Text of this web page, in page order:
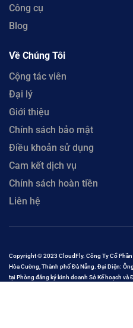
Công cụ
Blog
Về Chúng Tôi
Cộng tác viên
Đại lý
Giới thiệu
Chính sách bảo mật
Điều khoản sử dụng
Cam kết dịch vụ
Chính sách hoàn tiền
Liên hệ
Copyright © 2023 CloudFly. Công Ty Cổ
Hòa Cường, Thành phố Đà Nẵng. Đại Diện:
tại Phòng đăng ký kinh doanh Sở Kế hoạch và